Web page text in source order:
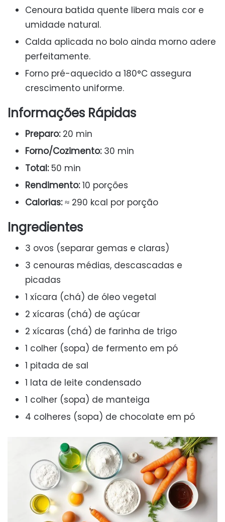
Cenoura batida quente libera mais cor e
umidade natural.
Calda aplicada no bolo ainda morno adere
perfeitamente.
Forno pré-aquecido a 180°C assegura
crescimento uniforme.
Informações Rápidas
Preparo:20 min
Forno/Cozimento:30 min
Total:50 min
Rendimento:10 porções
Calorias:≈ 290 kcal por porção
Ingredientes
3 ovos (separar gemas e claras)
3 cenouras médias, descascadas e
picadas
1 xícara (chá) de óleo vegetal
2 xícaras (chá) de açúcar
2 xícaras (chá) de farinha de trigo
1 colher (sopa) de fermento em pó
1 pitada de sal
1 lata de leite condensado
1 colher (sopa) de manteiga
4 colheres (sopa) de chocolate em pó